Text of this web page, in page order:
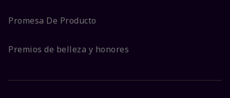
Promesa De Producto
Premios de belleza y honores